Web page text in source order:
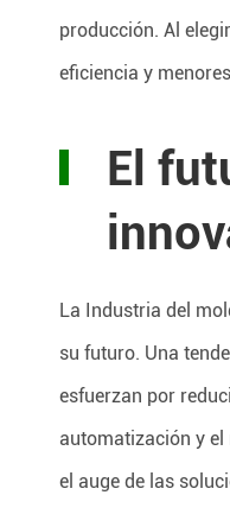
producción. Al
eficiencia y
El
La Industria del
su futuro. Una
esfuerzan por
automatización y el
el auge de las